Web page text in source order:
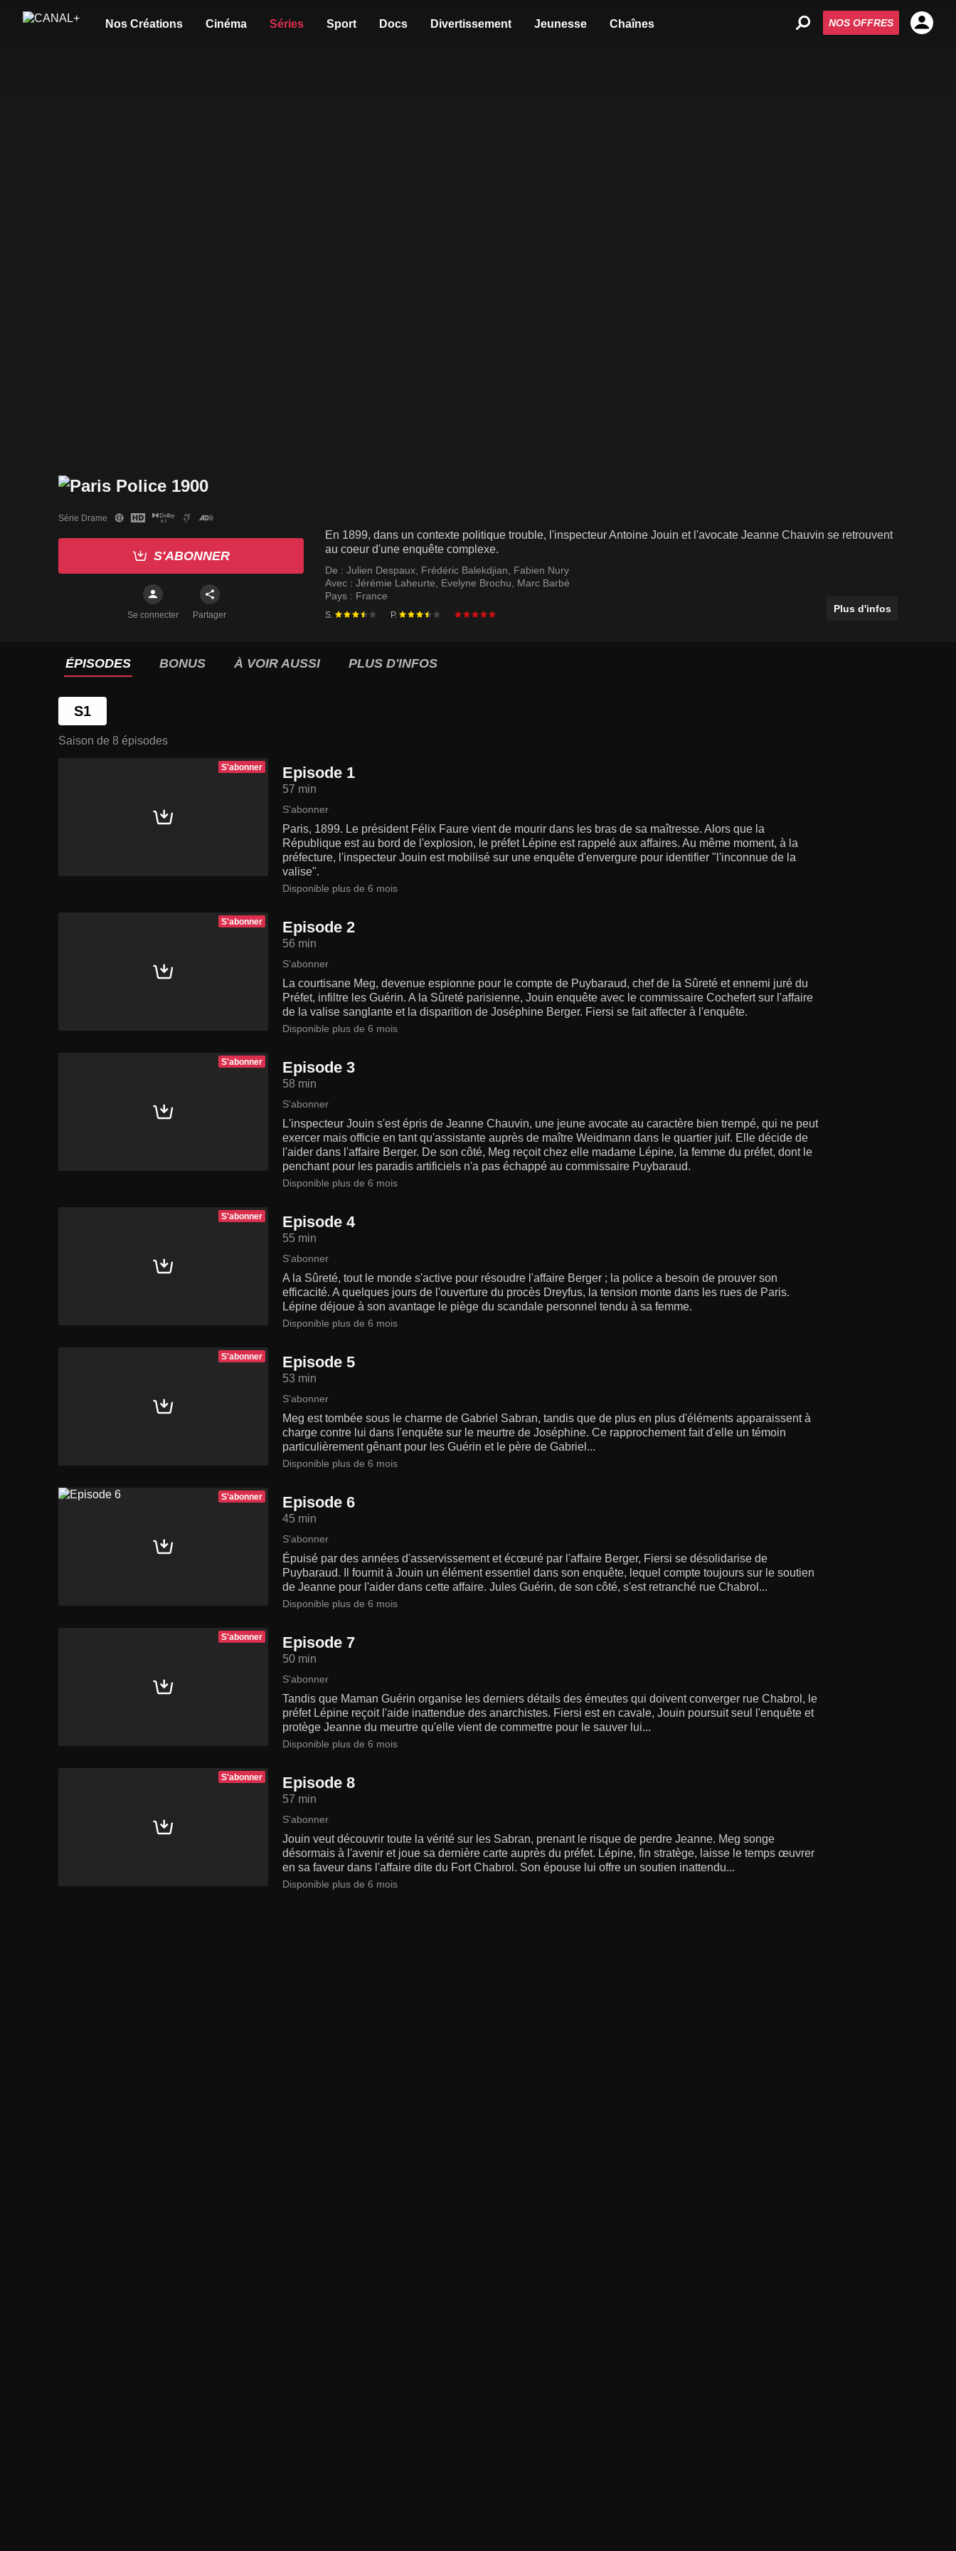
Nos Créations Cinéma Séries Sport Docs Divertissement Jeunesse Chaînes NOS OFFRES
Série Drame
S'ABONNER
Se connecter Partager
En 1899, dans un contexte politique trouble, l'inspecteur Antoine Jouin et l'avocate Jeanne Chauvin se retrouvent
au coeur d'une enquête complexe.
De : Julien Despaux Frédéric Balekdjian
Fabien Nury
Avec : Jérémie Laheurte Evelyne Brochu
Marc Barbé
Pays : France
S. P.
Plus d'infos
ÉPISODES BONUS À VOIR AUSSI PLUS D'INFOS
S1
Saison de 8 épisodes
S'abonner Episode 1
57 min
S'abonner
Paris, 1899. Le président Félix Faure vient de mourir dans les bras de sa maîtresse. Alors que la
République est au bord de l'explosion, le préfet Lépine est rappelé aux affaires. Au même moment, à la
préfecture, l'inspecteur Jouin est mobilisé sur une enquête d'envergure pour identifier "l'inconnue de la
valise".
Disponible plus de 6 mois
S'abonner Episode 2
56 min
S'abonner
La courtisane Meg, devenue espionne pour le compte de Puybaraud, chef de la Sûreté et ennemi juré du
Préfet, infiltre les Guérin. A la Sûreté parisienne, Jouin enquête avec le commissaire Cochefert sur l'affaire
de la valise sanglante et la disparition de Joséphine Berger. Fiersi se fait affecter à l'enquête.
Disponible plus de 6 mois
S'abonner Episode 3
58 min
S'abonner
L'inspecteur Jouin s'est épris de Jeanne Chauvin, une jeune avocate au caractère bien trempé, qui ne peut
exercer mais officie en tant qu'assistante auprès de maître Weidmann dans le quartier juif. Elle décide de
l'aider dans l'affaire Berger. De son côté, Meg reçoit chez elle madame Lépine, la femme du préfet, dont le
penchant pour les paradis artificiels n'a pas échappé au commissaire Puybaraud.
Disponible plus de 6 mois
S'abonner Episode 4
55 min
S'abonner
A la Sûreté, tout le monde s'active pour résoudre l'affaire Berger ; la police a besoin de prouver son
efficacité. A quelques jours de l'ouverture du procès Dreyfus, la tension monte dans les rues de Paris.
Lépine déjoue à son avantage le piège du scandale personnel tendu à sa femme.
Disponible plus de 6 mois
S'abonner Episode 5
53 min
S'abonner
Meg est tombée sous le charme de Gabriel Sabran, tandis que de plus en plus d'éléments apparaissent à
charge contre lui dans l'enquête sur le meurtre de Joséphine. Ce rapprochement fait d'elle un témoin
particulièrement gênant pour les Guérin et le père de Gabriel...
Disponible plus de 6 mois
S'abonner Episode 6
45 min
S'abonner
Épuisé par des années d'asservissement et écœuré par l'affaire Berger, Fiersi se désolidarise de
Puybaraud. Il fournit à Jouin un élément essentiel dans son enquête, lequel compte toujours sur le soutien
de Jeanne pour l'aider dans cette affaire. Jules Guérin, de son côté, s'est retranché rue Chabrol...
Disponible plus de 6 mois
S'abonner Episode 7
50 min
S'abonner
Tandis que Maman Guérin organise les derniers détails des émeutes qui doivent converger rue Chabrol, le
préfet Lépine reçoit l'aide inattendue des anarchistes. Fiersi est en cavale, Jouin poursuit seul l'enquête et
protège Jeanne du meurtre qu'elle vient de commettre pour le sauver lui...
Disponible plus de 6 mois
S'abonner Episode 8
57 min
S'abonner
Jouin veut découvrir toute la vérité sur les Sabran, prenant le risque de perdre Jeanne. Meg songe
désormais à l'avenir et joue sa dernière carte auprès du préfet. Lépine, fin stratège, laisse le temps œuvrer
en sa faveur dans l'affaire dite du Fort Chabrol. Son épouse lui offre un soutien inattendu...
Disponible plus de 6 mois